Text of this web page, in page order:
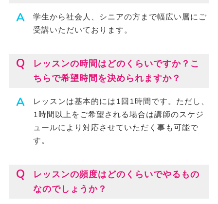
学生から社会人、シニアの方まで幅広い層にご
受講いただいております。
レッスンの時間はどのくらいですか？こ
ちらで希望時間を決められますか？
レッスンは基本的には1回1時間です。ただし、
1時間以上をご希望される場合は講師のスケジ
ュールにより対応させていただく事も可能で
す。
レッスンの頻度はどのくらいでやるもの
なのでしょうか？